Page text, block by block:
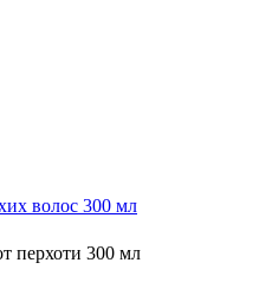
волос 300 мл